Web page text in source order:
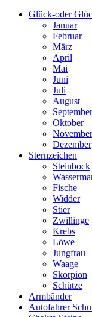
Glück-oder
Januar
Februar
März
April
Mai
Juni
Juli
August
September
Oktober
November
Dezember
Sternzeichen
Steinbock
Fische
Widder
Stier
Zwillinge
Krebs
Löwe
Jungfrau
Waage
Skorpion
Schütze
Armbänder
Autofahrer